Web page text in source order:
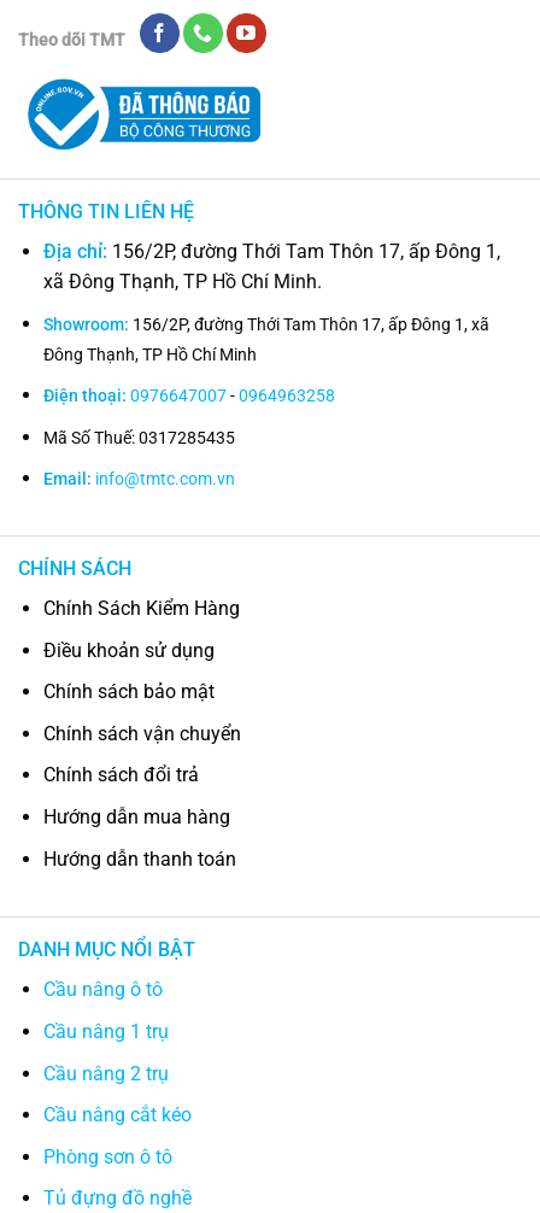
Theo dõi TMT
THÔNG TIN LIÊN HỆ
Địa chỉ: 156/2P, đường Thới Tam Thôn 17, ấp Đông 1,
xã Đông Thạnh, TP Hồ Chí Minh.
Showroom: 156/2P, đường Thới Tam Thôn 17, ấp Đông 1, xã
Đông Thạnh, TP Hồ Chí Minh
Điện thoại: 0976647007-0964963258
Mã Số Thuế: 0317285435
Email: info@tmtc.com.vn
CHÍNH SÁCH
Chính Sách Kiểm Hàng
Điều khoản sử dụng
Chính sách bảo mật
Chính sách vận chuyển
Chính sách đổi trả
Hướng dẫn mua hàng
Hướng dẫn thanh toán
DANH MỤC NỔI BẬT
Cầu nâng ô tô
Cầu nâng 1 trụ
Cầu nâng 2 trụ
Cầu nâng cắt kéo
Phòng sơn ô tô
Tủ đựng đồ nghề